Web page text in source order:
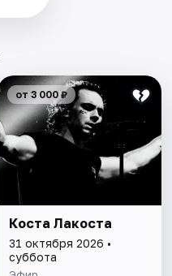
от 3 000 ₽
Коста Лакоста
31 октября 2026 •
суббота